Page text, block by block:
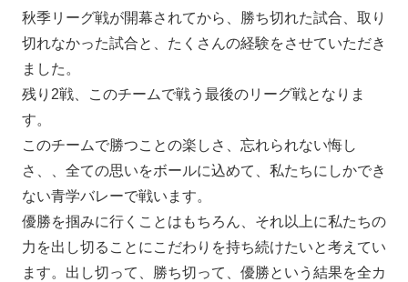
秋季リーグ戦が開幕されてから、勝ち切れた試合、取り
切れなかった試合と、たくさんの経験をさせていただき
ました。
残り2戦、このチームで戦う最後のリーグ戦となりま
す。
このチームで勝つことの楽しさ、忘れられない悔し
さ、、全ての思いをボールに込めて、私たちにしかでき
ない青学バレーで戦います。
優勝を掴みに行くことはもちろん、それ以上に私たちの
力を出し切ることにこだわりを持ち続けたいと考えてい
ます。出し切って、勝ち切って、優勝という結果を全カ